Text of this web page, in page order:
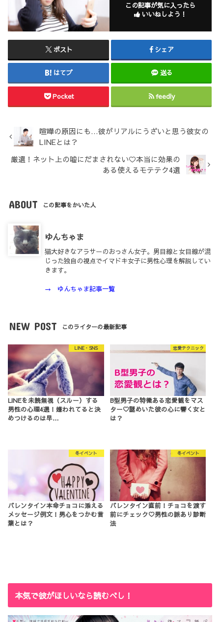
この記事が気に入ったら
いいねしよう！
ポスト シェア
はてブ 送る
Pocket feedly
喧嘩の原因にも…彼がリアルにうざいと思う彼女の
LINEとは？
厳選！ネット上の嘘にだまされない♡本当に効果の
ある使えるモテテク4選
ABOUT この記事をかいた人
ゆんちゃま
猫大好きなアラサーのおっさん女子。男目線と女目線が混
じった独自の視点でイマドキ女子に男性心理を解説してい
きます。
→ ゆんちゃま記事一覧
NEW POST このライターの最新記事
LINE・SNS
LINEを未読無視（スルー）する
男性の心理4選！嫌われてると決
めつけるのは早…
恋愛テクニック
B型男子の特徴ある恋愛観をマス
ター♡謎めいた彼の心に響く女と
は？
冬イベント
バレンタイン本命チョコに添える
メッセージ例文！男心をつかむ言
葉とは？
冬イベント
バレンタイン直前！チョコを渡す
前にチェック♡男性の脈あり診断
法
本気で彼がほしいなら読むべし！